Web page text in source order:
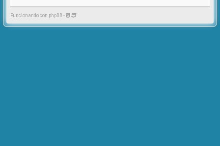
Funcionando con phpBB -